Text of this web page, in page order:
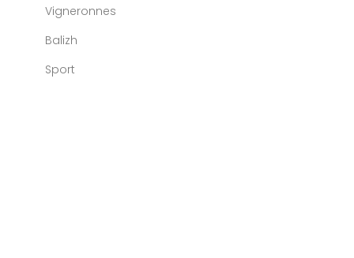
Vigneronnes
Balizh
Sport